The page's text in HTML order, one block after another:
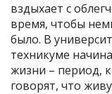
вздыхает с
время, чтобы
было. В
техникуме
жизни – период,
говорят, что